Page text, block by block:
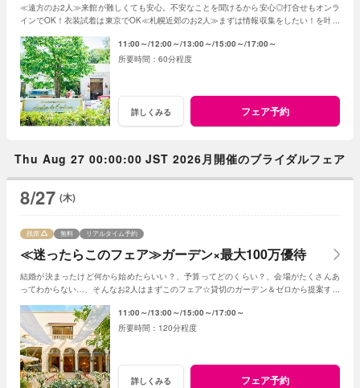
≪遠方のお2人≫来館が難しくても安心。不安なことを聞けるから安心◎打合せもオンラ
インでOK！衣装試着は東京でOK≪札幌近郊のお2人≫まずは情報収集をしたい！を叶え
11:00～ 12:00～ 13:00～ 15:00～ 17:00～
60分程度
詳しくみる フェア予約
Thu Aug 27 00:00:00 JST 2026月開催のブライダルフェア
8/27 (木)
≪迷ったらこのフェア≫ガーデン×最大100万優待
残席 無料 リアルタイム予約
結婚が決まったけど何から始めたらいい？、予算ってどのくらい？、会場がたくさんあ
ってわからない…、そんなお2人はまずこのフェア☆貸切のガーデン＆ゼロから提案する
11:00～ 13:00～ 15:00～ 17:00～
120分程度
詳しくみる フェア予約